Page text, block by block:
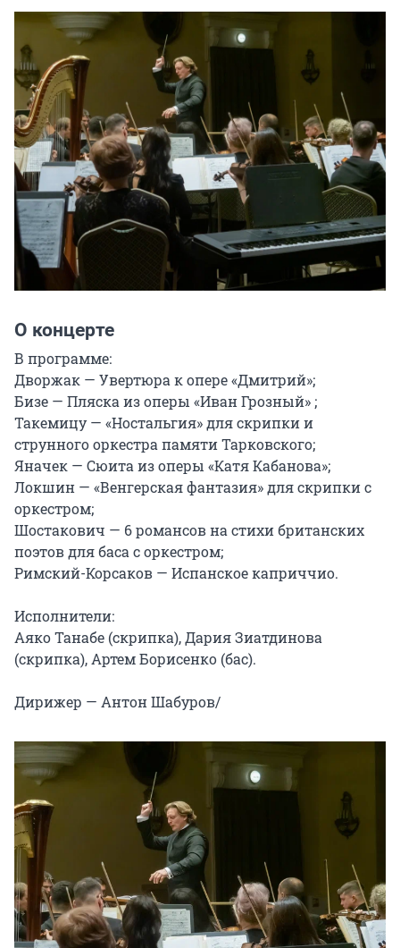
О концерте
В программе:
Дворжак — Увертюра к опере «Дмитрий»;
Бизе — Пляска из оперы «Иван Грозный» ;
Такемицу — «Ностальгия» для скрипки и
струнного оркестра памяти Тарковского;
Яначек — Сюита из оперы «Катя Кабанова»;
Локшин — «Венгерская фантазия» для скрипки с
оркестром;
Шостакович — 6 романсов на стихи британских
поэтов для баса с оркестром;
Римский-Корсаков — Испанское каприччио.
Исполнители:
Аяко Танабе (скрипка), Дария Зиатдинова
(скрипка), Артем Борисенко (бас).
Дирижер — Антон Шабуров/